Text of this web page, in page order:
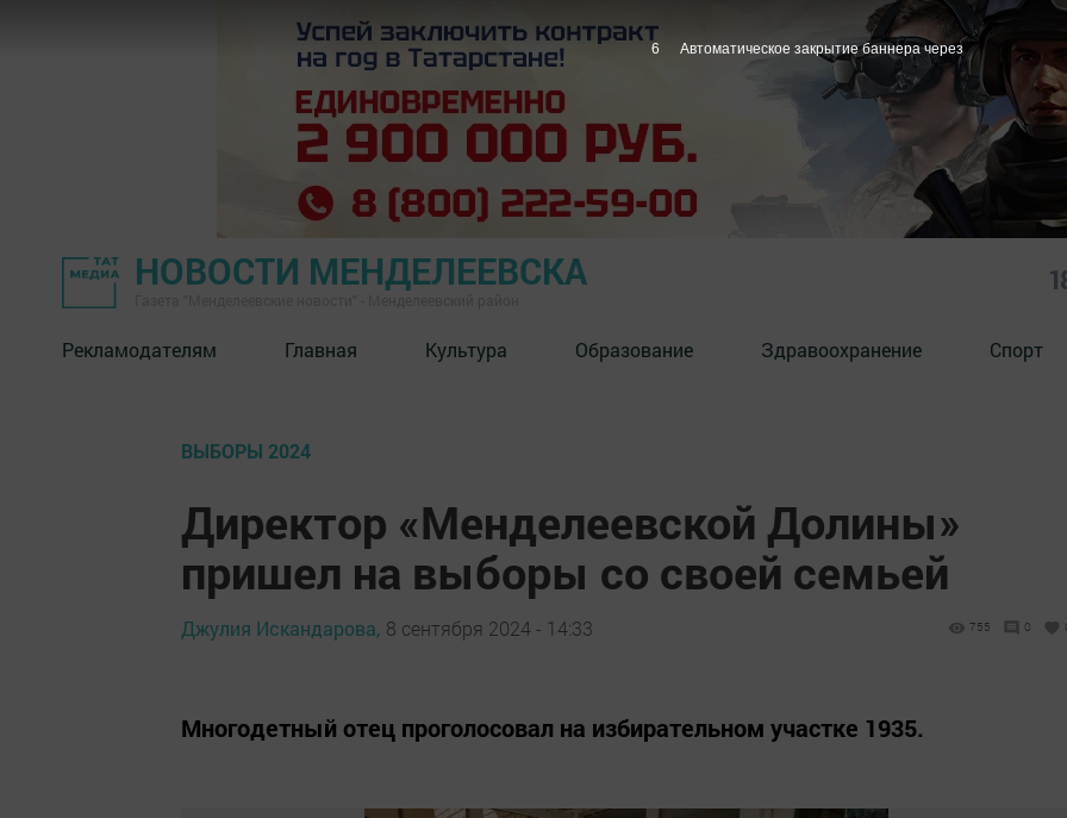
НОВОСТИ МЕНДЕЛЕЕВСКА
Рекламодателям Главная Культура Образование Здравоохранение Спорт
ВЫБОРЫ 2024
Директор «Менделеевской Долины»
пришел на выборы со своей семьей
Джулия Искандарова, 8 сентября 2024 - 14:33 755 0
Многодетный отец проголосовал на избирательном участке 1935.
5 Автоматическое закрытие баннера через